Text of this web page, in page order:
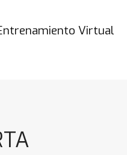
Virtual